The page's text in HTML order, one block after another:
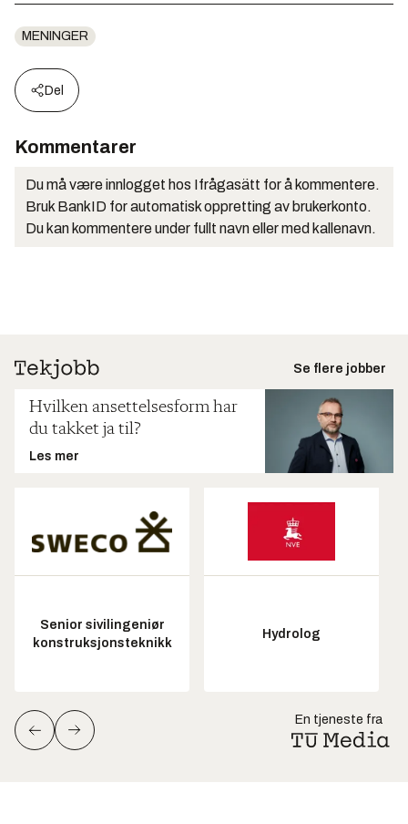
MENINGER
Del
Kommentarer
Du må være innlogget hos Ifrågasätt for å kommentere.
Bruk BankID for automatisk oppretting av brukerkonto.
Du kan kommentere under fullt navn eller med kallenavn.
Se flere jobber
Hvilken ansettelsesform har
du takket ja til?
Les mer
Senior sivilingeniør
konstruksjonsteknikk
Hydrolog
En tjeneste fra